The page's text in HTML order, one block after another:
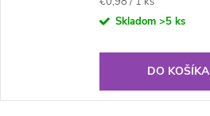
cena:Skladom >5 ks
DO KOŠÍKA